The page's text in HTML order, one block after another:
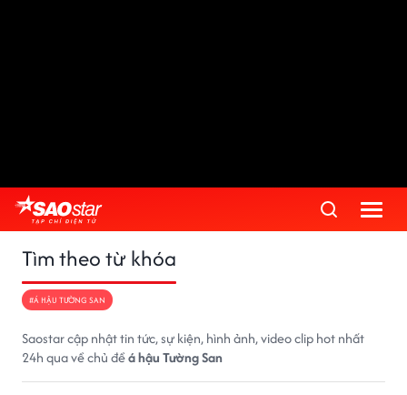
Tìm theo từ khóa
#Á HẬU TƯỜNG SAN
Saostar cập nhật tin tức, sự kiện, hình ảnh, video clip hot nhất
24h qua về chủ đềá hậu Tường San